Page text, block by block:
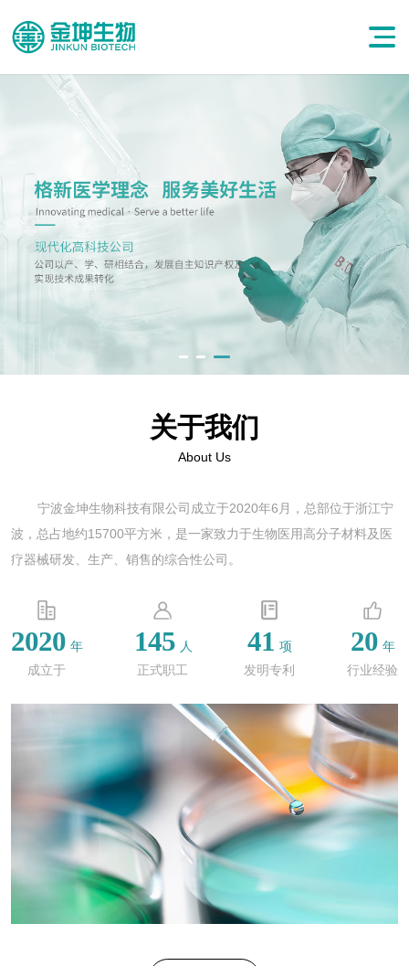
关于我们
About Us
宁波金坤生物科技有限公司成立于2020年6月，总部位于浙江宁
波，总占地约15700平方米，是一家致力于生物医用高分子材料及医
疗器械研发、生产、销售的综合性公司。
2020 年
成立于
145 人
正式职工
41 项
发明专利
20 年
行业经验